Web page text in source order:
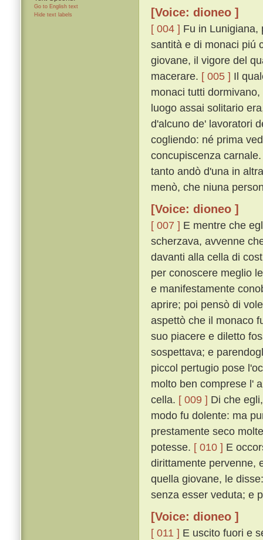
Go to English text
Hide text labels
[Voice: dioneo ]
[ 004 ] Fu in Lunigiana,
santità e di monaci piú
giovane, il vigore del
macerare. [ 005 ] Il
monaci tutti
luogo assai solitario
d'alcuno de' lavoratori
cogliendo: né prima
concupiscenza
tanto andò d'una in
menò, che niuna
[Voice: dioneo ]
[ 007 ] E mentre che
scherzava, avvenne
davanti alla cella di
per conoscere meglio
e manifestamente
aprire; poi pensò di
aspettò che il monaco
suo piacere e diletto
sospettava; e
piccol pertugio pose
molto ben comprese l'
cella. [ 009 ] Di che
modo fu dolente: ma
prestamente seco
potesse. [ 010 ] E
dirittamente pervenne,
quella giovane, le
senza esser veduta; e
[Voice: dioneo ]
[ 011 ] E uscito fuori e